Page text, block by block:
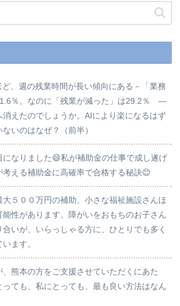
、週の残業時間が長い傾向にある－「業務
％。なのに「残業が減った」は29.2％ ―
消えたのでしょうか。AIにより楽になるはず
いのはなぜ？（前半）
になりました😄私が補助金の仕事で成し遂げ
考える補助金に高確率で合格する秘訣😊
５００万円の補助。小さな福祉施設さんほ
能性があります。障がいをおもちのお子さん
いが、いらっしゃる方に、ひとりでも多く
ます。
熊本の方をご支援させていただくにあた
っても、私にとっても、最も良い方法はなん